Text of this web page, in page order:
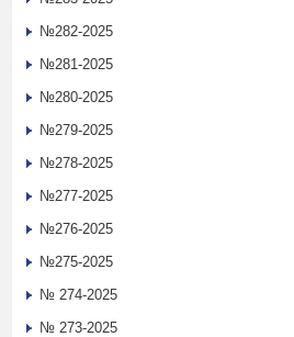
№282-2025
№281-2025
№280-2025
№279-2025
№278-2025
№277-2025
№276-2025
№275-2025
№ 274-2025
№ 273-2025